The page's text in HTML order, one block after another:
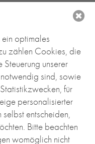
Köln
optimales
zählen Cookies, die
unserer
sind, sowie
für
personalisierter
entscheiden,
Bitte beachten
womöglich nicht